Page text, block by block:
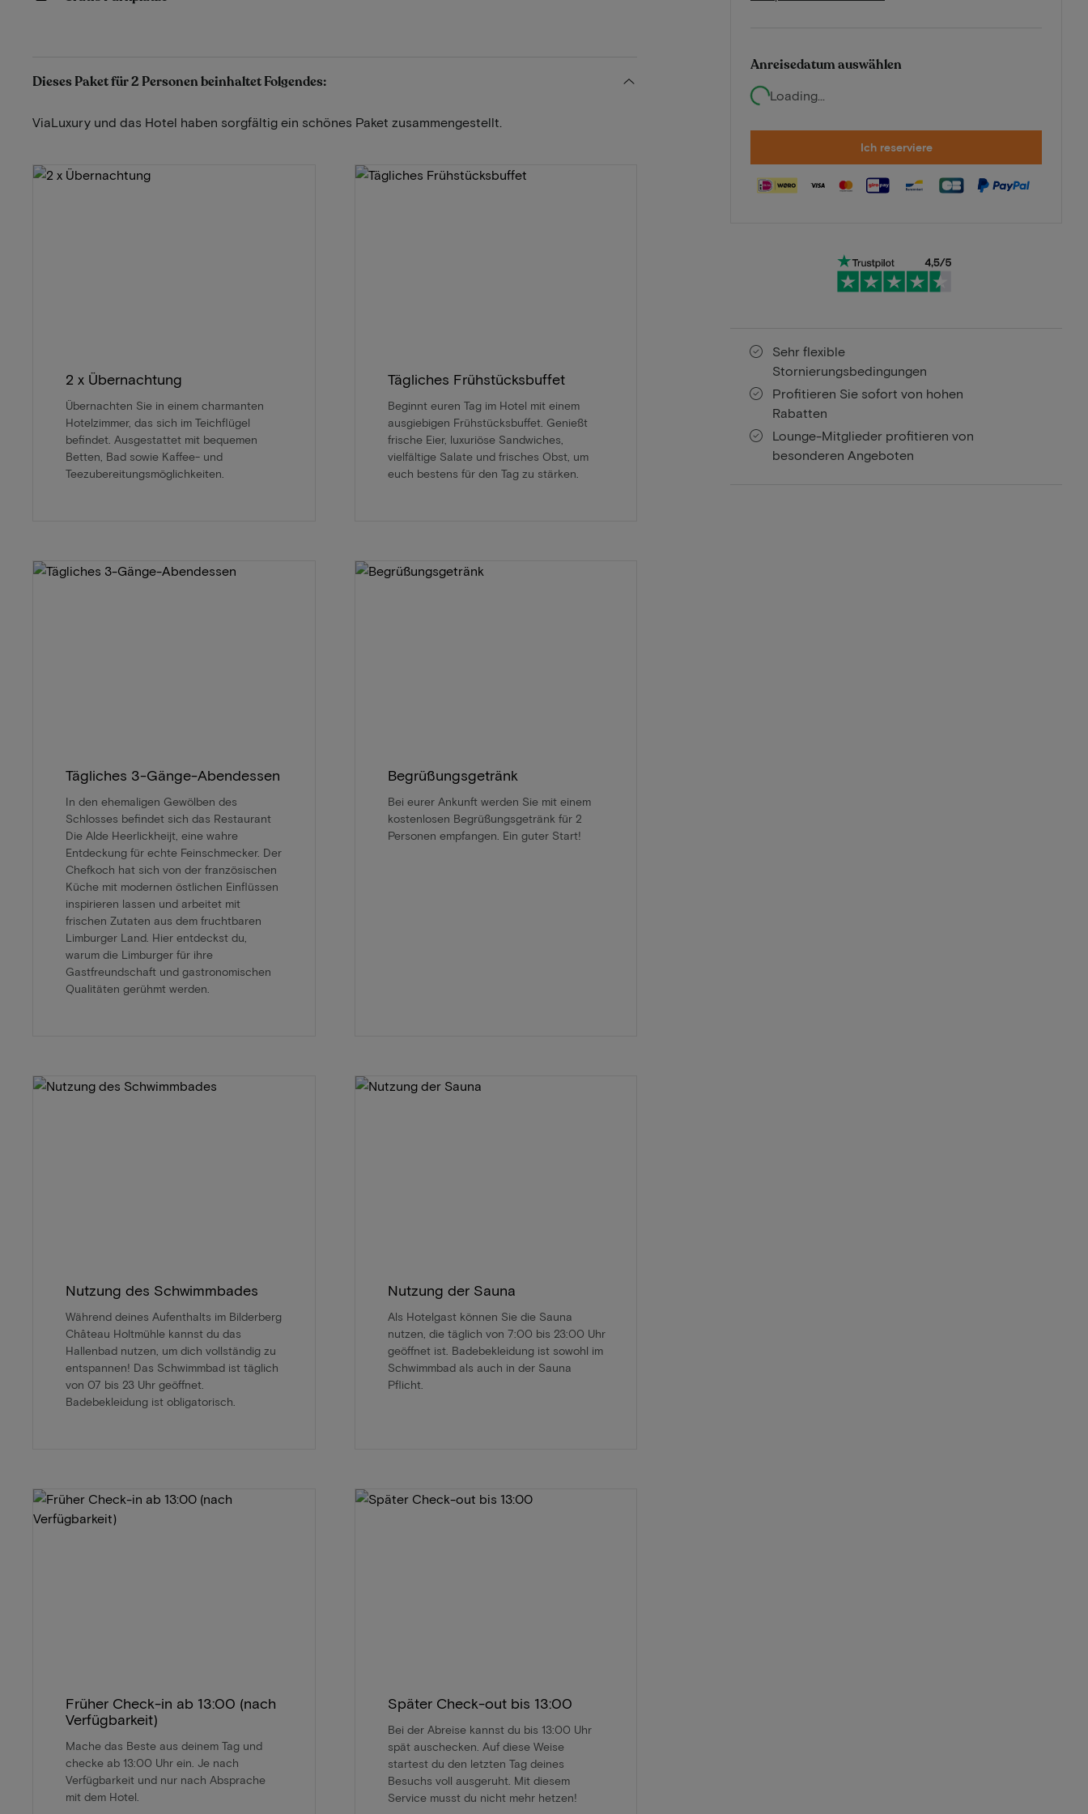
Anreisedatum auswählen
Loading...
Ich reserviere
Sehr flexible
Stornierungsbedingungen
Profitieren Sie sofort von hohen
Rabatten
Lounge-Mitglieder profitieren von
besonderen Angeboten
Dieses Paket für 2 Personen beinhaltet Folgendes:
ViaLuxury und das Hotel haben sorgfältig ein schönes Paket zusammengestellt.
2 x Übernachtung
Übernachten Sie in einem charmanten
Hotelzimmer, das sich im Teichflügel
befindet. Ausgestattet mit bequemen
Betten, Bad sowie Kaffee- und
Teezubereitungsmöglichkeiten.
Tägliches Frühstücksbuffet
Beginnt euren Tag im Hotel mit einem
ausgiebigen Frühstücksbuffet. Genießt
frische Eier, luxuriöse Sandwiches,
vielfältige Salate und frisches Obst, um
euch bestens für den Tag zu stärken.
Tägliches 3-Gänge-Abendessen
In den ehemaligen Gewölben des
Schlosses befindet sich das Restaurant
Die Alde Heerlickheijt, eine wahre
Entdeckung für echte Feinschmecker. Der
Chefkoch hat sich von der französischen
Küche mit modernen östlichen Einflüssen
inspirieren lassen und arbeitet mit
frischen Zutaten aus dem fruchtbaren
Limburger Land. Hier entdeckst du,
warum die Limburger für ihre
Gastfreundschaft und gastronomischen
Qualitäten gerühmt werden.
Begrüßungsgetränk
Bei eurer Ankunft werden Sie mit einem
kostenlosen Begrüßungsgetränk für 2
Personen empfangen. Ein guter Start!
Nutzung des Schwimmbades
Während deines Aufenthalts im Bilderberg
Château Holtmühle kannst du das
Hallenbad nutzen, um dich vollständig zu
entspannen! Das Schwimmbad ist täglich
von 07 bis 23 Uhr geöffnet.
Badebekleidung ist obligatorisch.
Nutzung der Sauna
Als Hotelgast können Sie die Sauna
nutzen, die täglich von 7:00 bis 23:00 Uhr
geöffnet ist. Badebekleidung ist sowohl im
Schwimmbad als auch in der Sauna
Pflicht.
Früher Check-in ab 13:00 (nach
Verfügbarkeit)
Mache das Beste aus deinem Tag und
checke ab 13:00 Uhr ein. Je nach
Verfügbarkeit und nur nach Absprache
mit dem Hotel.
Später Check-out bis 13:00
Bei der Abreise kannst du bis 13:00 Uhr
spät auschecken. Auf diese Weise
startest du den letzten Tag deines
Besuchs voll ausgeruht. Mit diesem
Service musst du nicht mehr hetzen!